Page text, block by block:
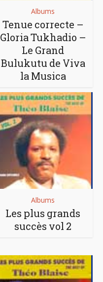
Albums
Tenue correcte –
Gloria Tukhadio –
Le Grand
Bulukutu de Viva
la Musica
Albums
Les plus grands
succès vol 2